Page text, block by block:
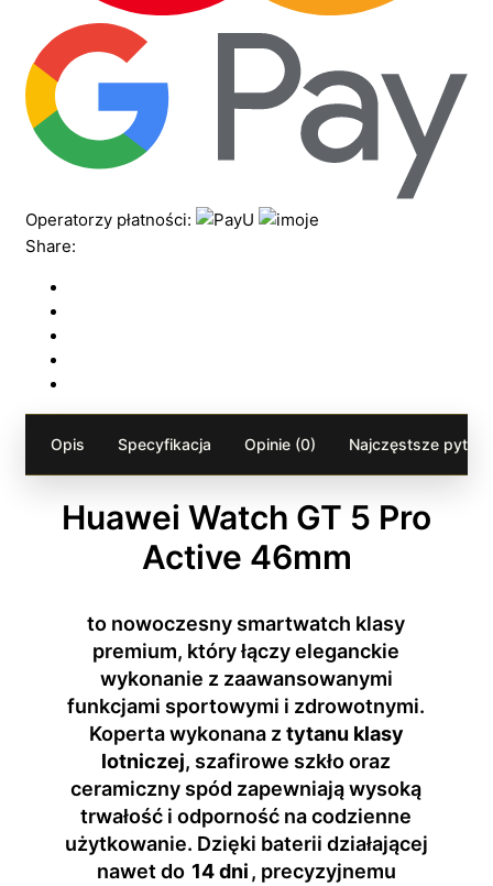
Operatorzy płatności:
Share:
Opis Specyfikacja Opinie (0) Najczęstsze
Huawei Watch GT 5 Pro
Active 46mm
to nowoczesny smartwatch klasy
premium, który łączy eleganckie
wykonanie z zaawansowanymi
funkcjami sportowymi i zdrowotnymi.
Koperta wykonana ztytanu klasy
lotniczej, szafirowe szkło oraz
ceramiczny spód zapewniają wysoką
trwałość i odporność na codzienne
użytkowanie. Dzięki baterii działającej
nawet do 14 dni, precyzyjnemu